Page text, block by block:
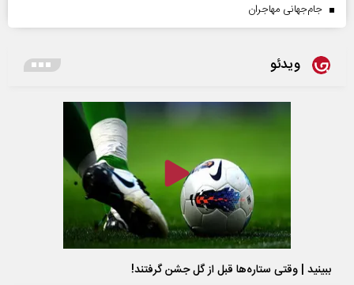
جام‌جهانی مهاجران
ویدئو
ببینید | وقتی ستاره‌ها قبل از گل جشن گرفتند!